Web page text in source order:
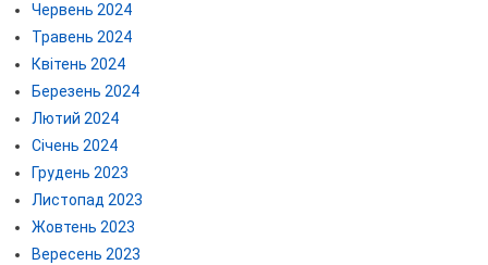
Червень 2024
Травень 2024
Квітень 2024
Березень 2024
Лютий 2024
Січень 2024
Грудень 2023
Листопад 2023
Жовтень 2023
Вересень 2023